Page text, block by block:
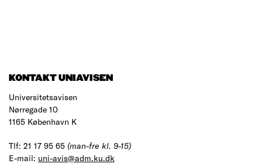
KONTAKT UNIAVISEN
Universitetsavisen
Nørregade 10
1165 København K
Tlf: 21 17 95 65 (man-fre kl. 9-15)
E-mail: uni-avis@adm.ku.dk